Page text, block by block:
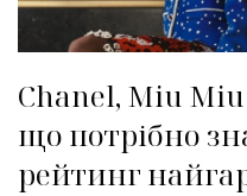
Chanel, Miu
що потрібно
рейтинг